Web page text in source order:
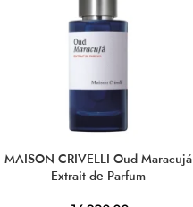
MAISON CRIVELLI Oud Maracujá
Extrait de Parfum